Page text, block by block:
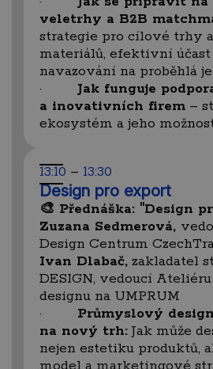
veletrhy a B2B
strategie pro cílové trhy
materiálů, efektivní účast
navazování na proběhlá
· Jak funguje
a inovativních firem –
ekosystém a jeho
13:10 – 13:30
Design pro export
🎨 Přednáška: "Design
Zuzana Sedmerová,
Design Centrum
Ivan Dlabač, zakladatel
DESIGN, vedoucí
designu na UMPRUM
· Průmyslový
na nový trh: Jak může
nejen estetiku produktů,